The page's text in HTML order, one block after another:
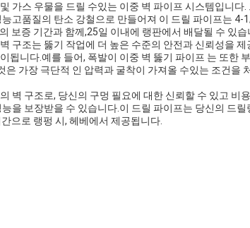
가스 우물을 드릴 수있는 이중 벽 파이프 시스템입니다
고품질의 탄소 강철으로 만들어져 이 드릴 파이프는 4-
보증 기간과 함께,25일 이내에 랭판에서 배달될 수 있습
구조는 뚫기 작업에 더 높은 수준의 안전과 신뢰성을
됩니다.예를 들어, 폭발이 이중 벽 뚫기 파이프 는 또한
은 가장 극단적 인 압력과 굴착이 가져올 수있는 조건을
벽 구조로, 당신의 구멍 필요에 대한 신뢰할 수 있고 비
을 보장받을 수 있습니다.이 드릴 파이프는 당신의 드릴
으로 랭펑 시, 헤베에서 제공됩니다.